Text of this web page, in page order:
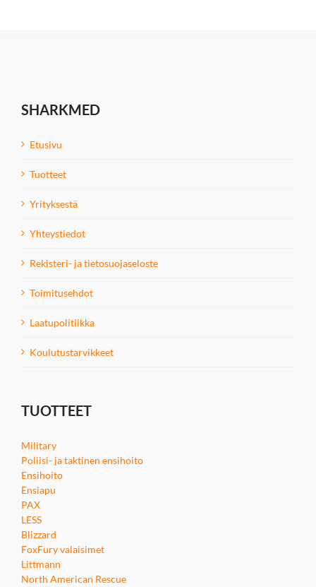
SHARKMED
Etusivu
Tuotteet
Yrityksestä
Yhteystiedot
Rekisteri- ja tietosuojaseloste
Toimitusehdot
Laatupolitiikka
Koulutustarvikkeet
TUOTTEET
Military
Poliisi- ja taktinen ensihoito
Ensihoito
Ensiapu
PAX
LESS
Blizzard
FoxFury valaisimet
Littmann
North American Rescue